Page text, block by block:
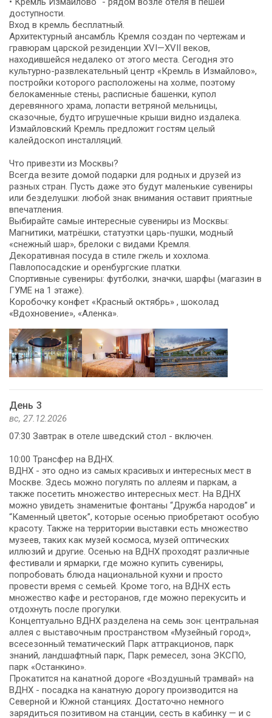
доступности.
Вход в кремль бесплатный.
Архитектурный ансамбль Кремля создан по чертежам и
гравюрам царской резиденции XVI—XVII веков,
находившейся недалеко от этого места. Сегодня это
культурно-развлекательный центр «Кремль в Измайлово»,
постройки которого расположены на холме, поэтому
белокаменные стены, расписные башенки, купол
деревянного храма, лопасти ветряной мельницы,
сказочные, будто игрушечные крыши видно издалека.
Измайловский Кремль предложит гостям целый
калейдоскоп инсталляций.
Что привезти из Москвы?
Всегда везите домой подарки для родных и друзей из
разных стран. Пусть даже это будут маленькие сувениры
или безделушки: любой знак внимания оставит приятные
впечатления.
Выбирайте самые интересные сувениры из Москвы:
Магнитики, матрёшки, статуэтки царь-пушки, модный
«снежный шар», брелоки с видами Кремля.
Декоративная посуда в стиле гжель и хохлома.
Павлопосадские и оренбургские платки.
Спортивные сувениры: футболки, значки, шарфы (магазин в
ГУМЕ на 1 этаже).
Коробочку конфет «Красный октябрь» , шоколад
«Вдохновение», «Аленка».
День 3
вс, 27.12.2026
07:30 Завтрак в отеле шведский стол - включен.
10:00 Трансфер на ВДНХ.
ВДНХ - это одно из самых красивых и интересных мест в
Москве. Здесь можно погулять по аллеям и паркам, а
также посетить множество интересных мест. На ВДНХ
можно увидеть знаменитые фонтаны “Дружба народов” и
“Каменный цветок”, которые осенью приобретают особую
красоту. Также на территории выставки есть множество
музеев, таких как музей космоса, музей оптических
иллюзий и другие. Осенью на ВДНХ проходят различные
фестивали и ярмарки, где можно купить сувениры,
попробовать блюда национальной кухни и просто
провести время с семьей. Кроме того, на ВДНХ есть
множество кафе и ресторанов, где можно перекусить и
отдохнуть после прогулки.
Концептуально ВДНХ разделена на семь зон: центральная
аллея с выставочным пространством «Музейный город»,
всесезонный тематический Парк аттракционов, парк
знаний, ландшафтный парк, Парк ремесел, зона ЭКСПО,
парк «Останкино».
Прокатится на канатной дороге «Воздушный трамвай» на
ВДНХ - посадка на канатную дорогу производится на
Северной и Южной станциях. Достаточно немного
зарядиться позитивом на станции, сесть в кабинку — и с